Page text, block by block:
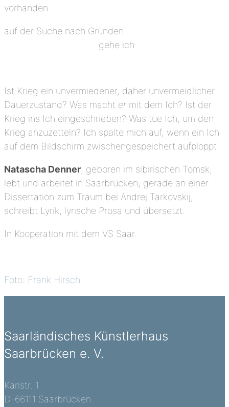
vorhanden
auf der Suche nach Gründen
gehe ich
Ist Krieg ein unvermiedener, daher unvermeidlicher
Dauerzustand? Was macht er mit dem Ich? Ist der
Krieg ins Ich eingeschrieben? Was tue Ich, um den
Krieg anzuzetteln? Ich spalte mich auf, wenn ein Ich
auf dem Bildschirm zwischengespeichert aufploppt.
Natascha Denner, geboren im sibirischen Tomsk,
lebt und arbeitet in Saarbrücken, gerade an einer
Dissertation zum Traum bei Andrej Tarkovskij,
schreibt Lyrik, lyrische Prosa und übersetzt.
In Kooperation mit dem VS Saar.
Foto: Frank Hirsch
Saarländisches Künstlerhaus
Saarbrücken e. V.
Karlstr. 1
D-66111 Saarbrücken